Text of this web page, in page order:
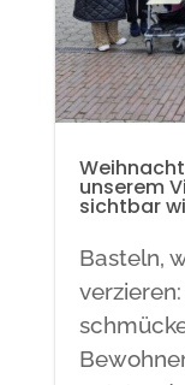
unserem
sichtbar
Basteln,